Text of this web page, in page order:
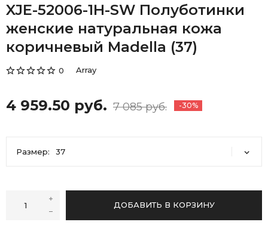
XJE-52006-1H-SW Полуботинки
женские натуральная кожа
коричневый Madella (37)
0 Array
4 959.50 руб. 7 085 руб. -30%
Размер: 37
ДОБАВИТЬ В КОРЗИНУ